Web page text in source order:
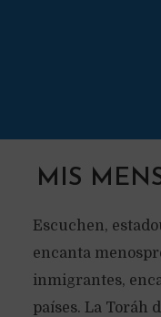
MIS
Escuchen,
encanta
inmigrantes,
países. La Toráh